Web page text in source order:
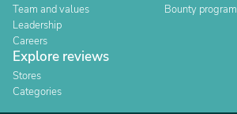
Team and values
Leadership
Careers
Bounty program
Explore reviews
Stores
Categories